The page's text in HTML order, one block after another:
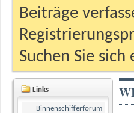
Beiträge
Suchen Sie
Links
Binnenschifferforum